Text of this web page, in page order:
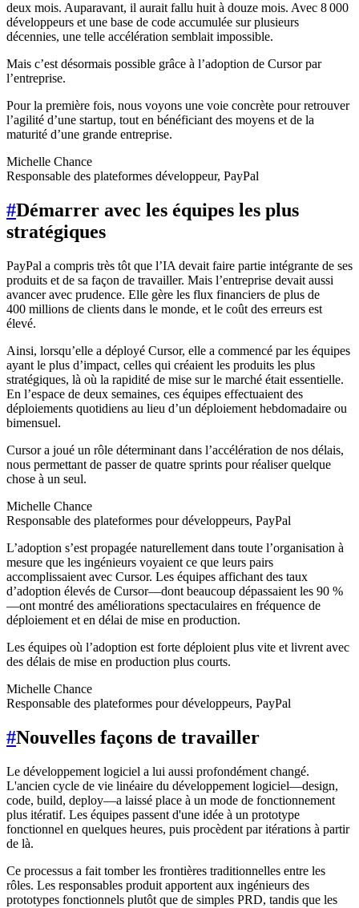
deux mois. Auparavant, il aurait fallu huit à douze mois. Avec 8 000
développeurs et une base de code accumulée sur plusieurs
décennies, une telle accélération semblait impossible.
Mais c’est désormais possible grâce à l’adoption de Cursor par
l’entreprise.
Pour la première fois, nous voyons une voie concrète pour retrouver
l’agilité d’une startup, tout en bénéficiant des moyens et de la
maturité d’une grande entreprise.
Michelle Chance
Responsable des plateformes développeur, PayPal
#Démarrer avec les équipes les plus
stratégiques
PayPal a compris très tôt que l’IA devait faire partie intégrante de ses
produits et de sa façon de travailler. Mais l’entreprise devait aussi
avancer avec prudence. Elle gère les flux financiers de plus de
400 millions de clients dans le monde, et le coût des erreurs est
élevé.
Ainsi, lorsqu’elle a déployé Cursor, elle a commencé par les équipes
ayant le plus d’impact, celles qui créaient les produits les plus
stratégiques, là où la rapidité de mise sur le marché était essentielle.
En l’espace de deux semaines, ces équipes effectuaient des
déploiements quotidiens au lieu d’un déploiement hebdomadaire ou
bimensuel.
Cursor a joué un rôle déterminant dans l’accélération de nos délais,
nous permettant de passer de quatre sprints pour réaliser quelque
chose à un seul.
Michelle Chance
Responsable des plateformes pour développeurs, PayPal
L’adoption s’est propagée naturellement dans toute l’organisation à
mesure que les ingénieurs voyaient ce que leurs pairs
accomplissaient avec Cursor. Les équipes affichant des taux
d’adoption élevés de Cursor—dont beaucoup dépassaient les 90 %
—ont montré des améliorations spectaculaires en fréquence de
déploiement et en délai de mise en production.
Les équipes où l’adoption est forte déploient plus vite et livrent avec
des délais de mise en production plus courts.
Michelle Chance
Responsable des plateformes pour développeurs, PayPal
#Nouvelles façons de travailler
Le développement logiciel a lui aussi profondément changé.
L'ancien cycle de vie linéaire du développement logiciel—design,
code, build, deploy—a laissé place à un mode de fonctionnement
plus itératif. Les équipes passent d'une idée à un prototype
fonctionnel en quelques heures, puis procèdent par itérations à partir
de là.
Ce processus a fait tomber les frontières traditionnelles entre les
rôles. Les responsables produit apportent aux ingénieurs des
prototypes fonctionnels plutôt que de simples PRD, tandis que les